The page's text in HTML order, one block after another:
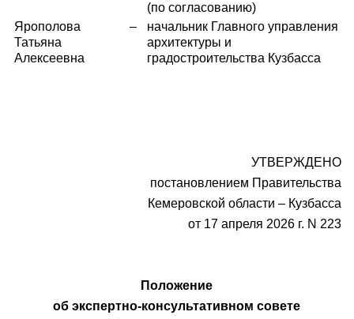
(по согласованию)
Ярополова
Татьяна
Алексеевна
–
начальник Главного управления
архитектуры и
градостроительства Кузбасса
УТВЕРЖДЕНО
постановлением Правительства
Кемеровской области – Кузбасса
от 17 апреля 2026 г. N 223
Положение
об экспертно-консультативном совете